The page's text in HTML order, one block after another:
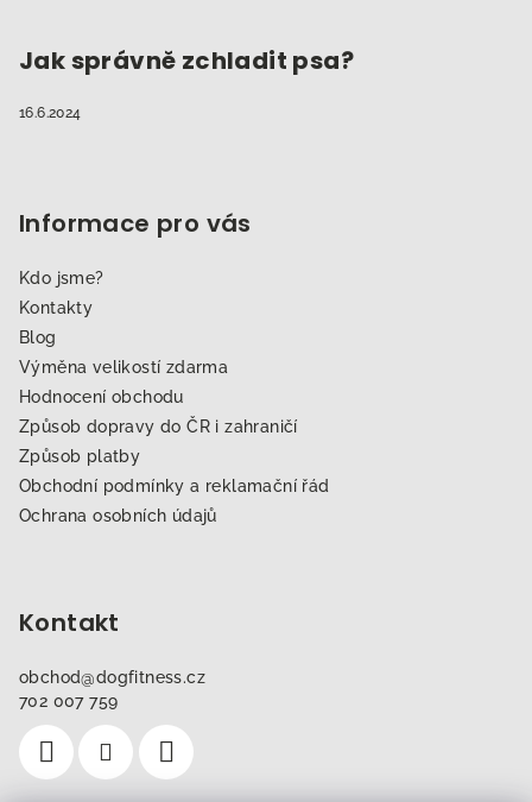
Jak správně zchladit psa?
16.6.2024
Informace pro vás
Kdo jsme?
Kontakty
Blog
Výměna velikostí zdarma
Hodnocení obchodu
Způsob dopravy do ČR i zahraničí
Způsob platby
Obchodní podmínky a reklamační řád
Ochrana osobních údajů
Kontakt
obchod@dogfitness.cz
702 007 759